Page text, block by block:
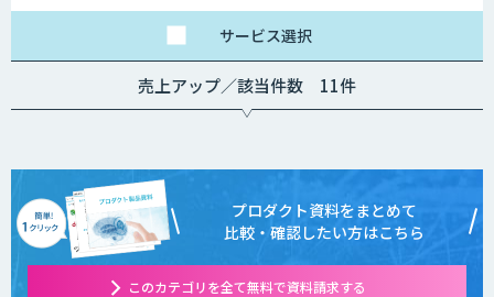
サービス選択
売上アップ／該当件数 11件
プロダクト資料をまとめて
比較・確認したい方はこちら
このカテゴリを全て無料で資料請求する